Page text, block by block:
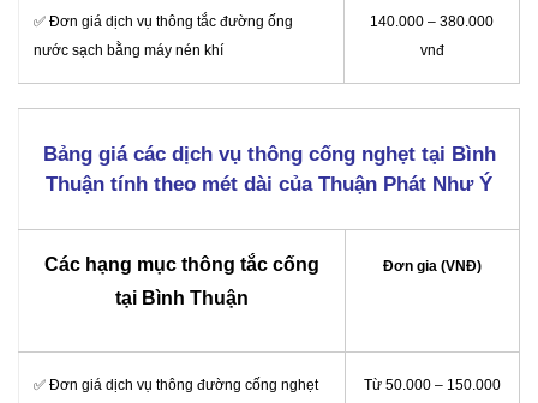
✅ Đơn giá dịch vụ thông tắc đường ống
nước sạch bằng máy nén khí
140.000 – 380.000
vnđ
Bảng giá các dịch vụ thông cống nghẹt tại Bình
Thuận tính theo mét dài của Thuận Phát Như Ý
Các hạng mục thông tắc cống
tại Bình Thuận
Đơn gia (VNĐ)
✅ Đơn giá dịch vụ thông đường cống nghẹt
Từ 50.000 – 150.000